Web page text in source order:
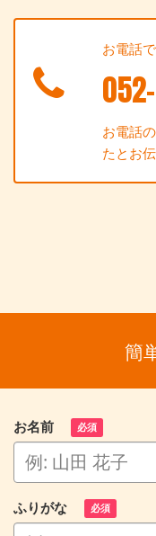
お電話
お電話
たとお
簡
お名前 必須
ふりがな 必須